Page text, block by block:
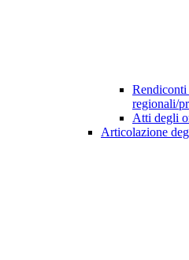
regionali/
Atti degli
Articolazione